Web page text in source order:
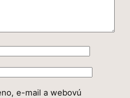
e-mail a webovú